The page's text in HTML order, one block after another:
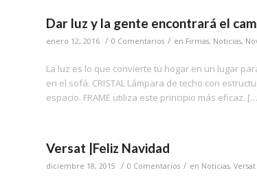
Dar luz y la gente encontrará el
enero 12, 2016 / 0 Comentarios / en Firmas, Noticias,
La luz es lo que convierte tu hogar en un lugar
en el sofá. CRISTAL Lámpara de techo con
espacio. FRAME utiliza este principio más eficaz.
Versat |Feliz Navidad
diciembre 18, 2015 / 0 Comentarios / en Noticias, Versat